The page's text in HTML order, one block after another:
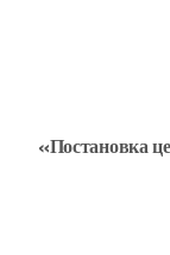
«Постановка